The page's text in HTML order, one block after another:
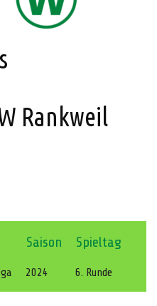
Rankweil
Saison Spieltag
2024 6. Runde